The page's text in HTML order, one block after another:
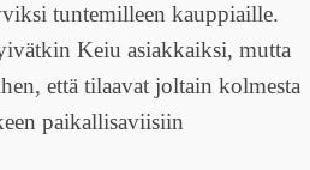
tuntemilleen kauppiaille.
Keiu asiakkaiksi, mutta
että tilaavat joltain kolmesta
paikallisaviisiin